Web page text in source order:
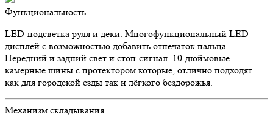
Функциональность
LED-подсветка руля и деки. Многофункциональный LED-
дисплей с возможностью добавить отпечаток пальца.
Передний и задний свет и стоп-сигнал. 10-дюймовые
камерные шины с протектором которые, отлично подходят
как для городской езды так и лёгкого бездорожья.
Механизм складывания